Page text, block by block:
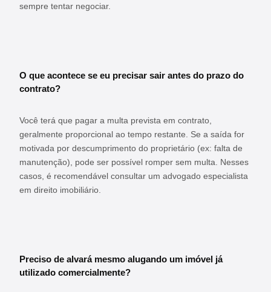
sempre tentar negociar.
O que acontece se eu precisar sair antes do prazo do
contrato?
Você terá que pagar a multa prevista em contrato,
geralmente proporcional ao tempo restante. Se a saída for
motivada por descumprimento do proprietário (ex: falta de
manutenção), pode ser possível romper sem multa. Nesses
casos, é recomendável consultar um advogado especialista
em direito imobiliário.
Preciso de alvará mesmo alugando um imóvel já
utilizado comercialmente?